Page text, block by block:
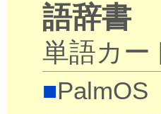
語辞書
単語カー
■PalmOS